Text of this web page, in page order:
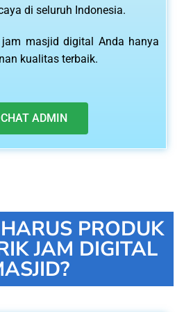
di seluruh Indonesia.
masjid digital Anda hanya
kualitas terbaik.
CHAT ADMIN
PRODUK
JAM DIGITAL